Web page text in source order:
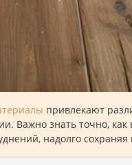
привлекают
Важно знать точно,
надолго